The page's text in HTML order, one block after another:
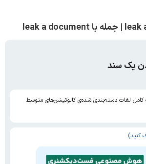
یک سند
لغات دسته‌بندی شده‌ی کالوکیشن‌های متوسط
کنید)